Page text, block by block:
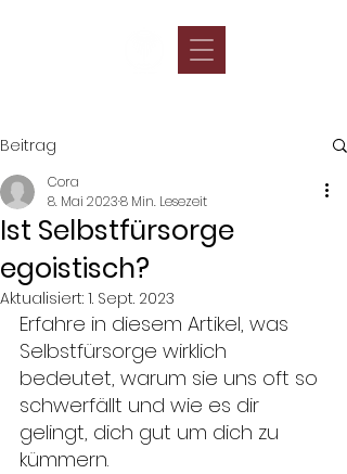
Beitrag
Ist Selbstfürsorge
egoistisch?
Cora
8. Mai 20238 Min. Lesezeit
Aktualisiert: 1. Sept. 2023
Erfahre in diesem Artikel, was
Selbstfürsorge wirklich
bedeutet, warum sie uns oft so
schwerfällt und wie es dir
gelingt, dich gut um dich zu
kümmern.